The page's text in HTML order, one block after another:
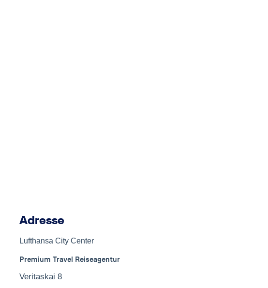
Adresse
Lufthansa City Center
Premium Travel Reiseagentur
Veritaskai 8